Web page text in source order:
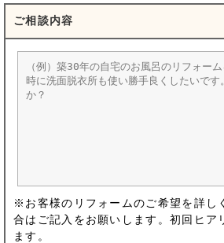
ご相談内容
※お客様のリフォームのご希望を詳し
合はご記入をお願いします。初回ヒア
ます。